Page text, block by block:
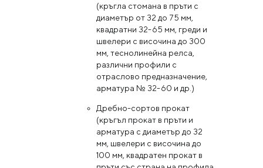
(кръгла стомана в пръти с
диаметър от 32 до 75 мм,
квадратни 32-65 мм, греди и
швелери с височина до 300
мм, теснолинейна релса,
различни профили с
отраслово предназначение,
арматура № 32-60 и др.)
Дребно-сортов прокат
(кръгъл прокат в пръти и
арматура с диаметър до 32
мм, швелери с височина до
100 мм, квадратен прокат в